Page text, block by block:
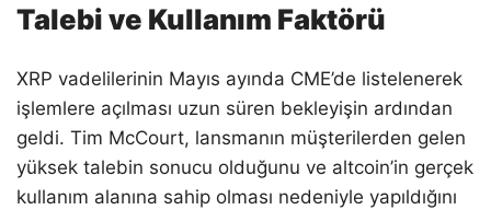
Talebi ve Kullanım Faktörü
XRP vadelilerinin Mayıs ayında CME’de listelenerek
işlemlere açılması uzun süren bekleyişin ardından
geldi. Tim McCourt, lansmanın müşterilerden gelen
yüksek talebin sonucu olduğunu ve altcoin’in gerçek
kullanım alanına sahip olması nedeniyle yapıldığını